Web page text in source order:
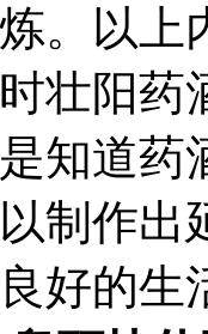
。以上
壮阳
知道药
制作出
好的